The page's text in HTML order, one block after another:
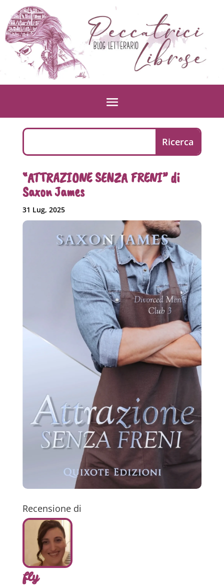
“ATTRAZIONE SENZA FRENI” di
Saxon James
31 Lug, 2025
Recensione di
fly